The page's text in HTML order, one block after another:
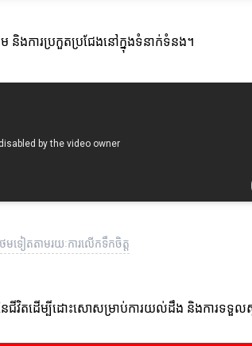
និងការប្រកួតប្រជែងនៅក្នុងទំនាក់ទំនង។
មទៀតតាមរយៈការលើកទឹកចិត្ត
ៃជីវិតដើម្បីដោះសោសម្រាប់ការយល់ដឹង និងការទទួល